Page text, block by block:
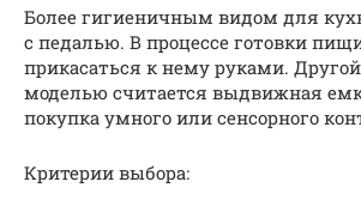
Более гигиеничным видом для
с педалью. В процессе готовки
прикасаться к нему руками.
моделью считается выдвижная
покупка умного или сенсорного
Критерии выбора: